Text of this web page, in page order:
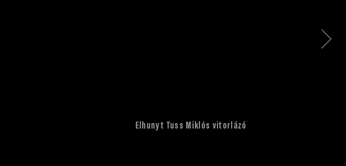
Elhunyt Tuss Miklós vitorlázó